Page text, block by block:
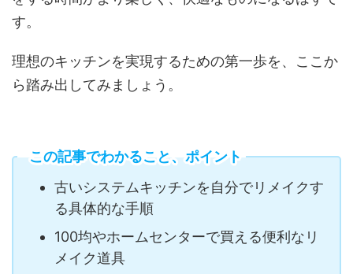
す。
理想のキッチンを実現するための第一歩を、ここか
ら踏み出してみましょう。
この記事でわかること、ポイント
古いシステムキッチンを自分でリメイクす
る具体的な手順
100均やホームセンターで買える便利なリ
メイク道具